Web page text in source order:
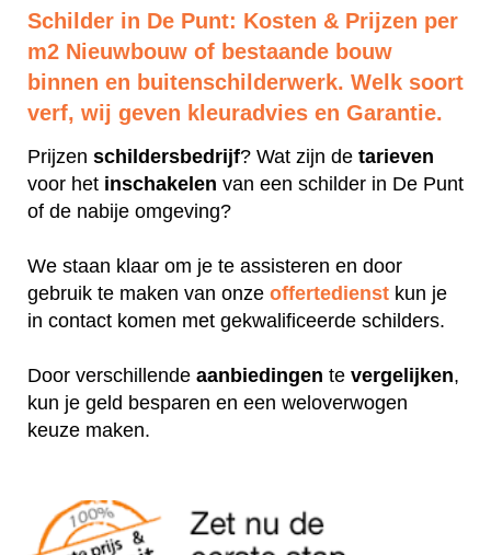
Schilder in De Punt: Kosten & Prijzen per
m2 Nieuwbouw of bestaande bouw
binnen en buitenschilderwerk. Welk soort
verf, wij geven kleuradvies en Garantie.
Prijzen schildersbedrijf? Wat zijn de tarieven
voor het inschakelen van een schilder in De Punt
of de nabije omgeving?
We staan klaar om je te assisteren en door
gebruik te maken van onze offertedienst kun je
in contact komen met gekwalificeerde schilders.
Door verschillende aanbiedingen te vergelijken,
kun je geld besparen en een weloverwogen
keuze maken.